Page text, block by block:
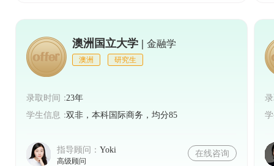
澳洲国立大学 | 金融学
澳洲 研究生
录取时间：23年
学生信息：双非，本科国际商务，均分85
指导顾问： Yoki
高级顾问
在线咨询